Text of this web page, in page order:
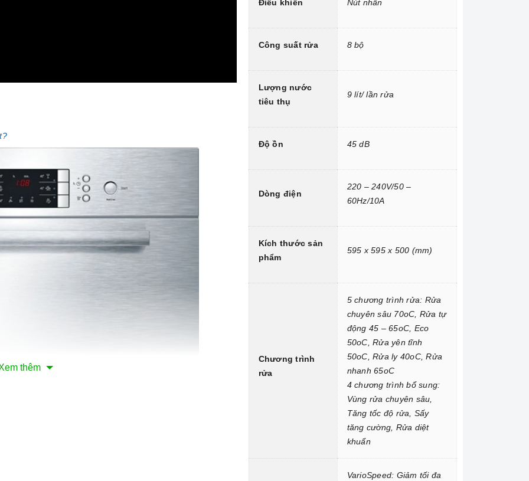
thêm
Điều khiển Nút nhấn
Công suất rửa 8 bộ
Lượng nước
tiêu thụ
9 lít/ lần rửa
Độ ồn 45 dB
Dòng điện
220 – 240V/50 –
60Hz/10A
Kích thước sản
phẩm
595 x 595 x 500 (mm)
Chương trình
rửa
5 chương trình rửa: Rửa
chuyên sâu 70oC, Rửa tự
động 45 – 65oC, Eco
50oC, Rửa yên tĩnh
50oC, Rửa ly 40oC, Rửa
nhanh 65oC
4 chương trình bổ sung:
Vùng rửa chuyên sâu,
Tăng tốc độ rửa, Sấy
tăng cường, Rửa diệt
khuẩn
VarioSpeed: Giảm tối đa